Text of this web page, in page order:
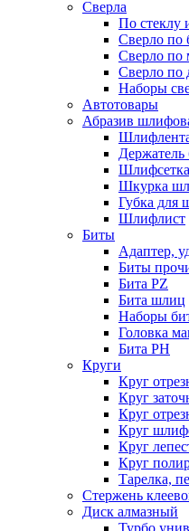
Сверла
По стеклу
Сверло по
Сверло по
Сверло по
Наборы
Автотовары
Абразив
Шлифсетка
Шкурка
Губка для
Шлифлист
Биты
Адаптер,
Биты
Бита PZ
Бита шлиц
Наборы
Головка
Бита PH
Круги
Круг
Круг
Круг
Круг
Круг
Круг
Тарелка,
Стержень
Диск алмазный
Турбо